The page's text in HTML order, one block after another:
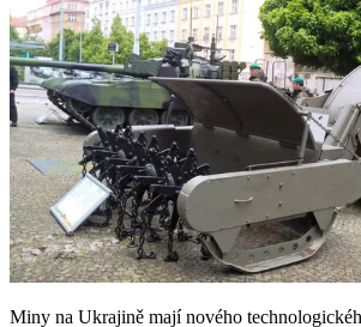
Miny na Ukrajině mají nového